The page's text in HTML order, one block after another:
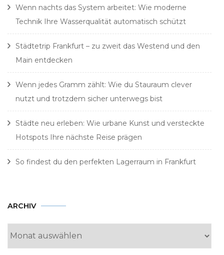
Wenn nachts das System arbeitet: Wie moderne
Technik Ihre Wasserqualität automatisch schützt
Städtetrip Frankfurt – zu zweit das Westend und den
Main entdecken
Wenn jedes Gramm zählt: Wie du Stauraum clever
nutzt und trotzdem sicher unterwegs bist
Städte neu erleben: Wie urbane Kunst und versteckte
Hotspots Ihre nächste Reise prägen
So findest du den perfekten Lagerraum in Frankfurt
ARCHIV Archiv